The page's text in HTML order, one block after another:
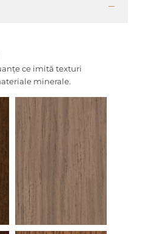
ce imită texturi
minerale.